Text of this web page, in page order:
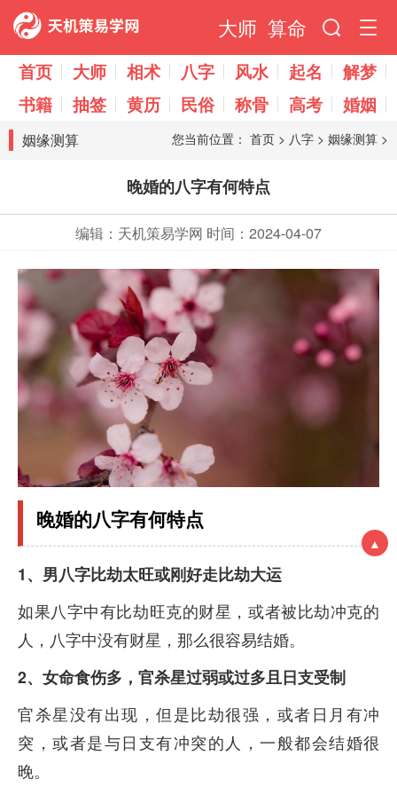
大师 算命
首页 大师 相术 八字 风水 起名
解梦
书籍
抽签 黄历 民俗 称骨 高考 婚姻
姻缘测算 您当前位置： 首页 > 八字 > 姻缘测算 >
晚婚的八字有何特点
编辑：天机策易学网 时间：2024-04-07
晚婚的八字有何特点
1、男八字比劫太旺或刚好走比劫大运
如果八字中有比劫旺克的财星，或者被比劫冲克的
人，八字中没有财星，那么很容易结婚。
2、女命食伤多，官杀星过弱或过多且日支受制
官杀星没有出现，但是比劫很强，或者日月有冲
突，或者是与日支有冲突的人，一般都会结婚很
晚。
▲